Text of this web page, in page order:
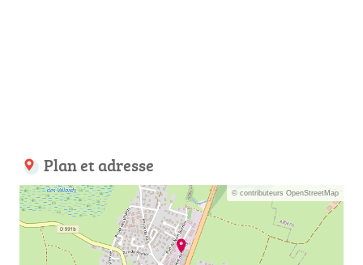
Plan et adresse
© contributeurs OpenStreetMap